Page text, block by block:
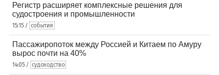
Регистр расширяет комплексные решения для
судостроения и промышленности
15:15 / события
Пассажиропоток между Россией и Китаем по Амуру
вырос почти на 40%
14:05 / судоходство